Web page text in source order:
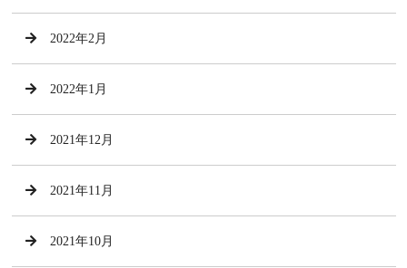
2022年2月
2022年1月
2021年12月
2021年11月
2021年10月